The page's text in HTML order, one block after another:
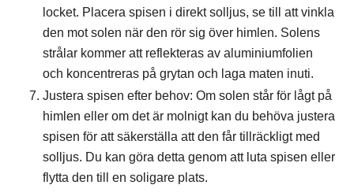
locket. Placera spisen i direkt solljus, se till att vinkla
den mot solen när den rör sig över himlen. Solens
strålar kommer att reflekteras av aluminiumfolien
och koncentreras på grytan och laga maten inuti.
Justera spisen efter behov: Om solen står för lågt på
himlen eller om det är molnigt kan du behöva justera
spisen för att säkerställa att den får tillräckligt med
solljus. Du kan göra detta genom att luta spisen eller
flytta den till en soligare plats.